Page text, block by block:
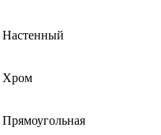
Настенный
Хром
Прямоугольная